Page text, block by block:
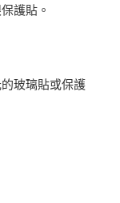
護貼。
玻璃貼或保護